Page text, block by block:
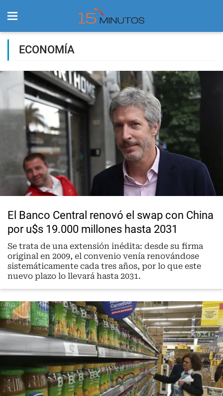
ECONOMÍA
El Banco Central renovó el swap con China
por u$s 19.000 millones hasta 2031
Se trata de una extensión inédita: desde su firma
original en 2009, el convenio venía renovándose
sistemáticamente cada tres años, por lo que este
nuevo plazo lo llevará hasta 2031.